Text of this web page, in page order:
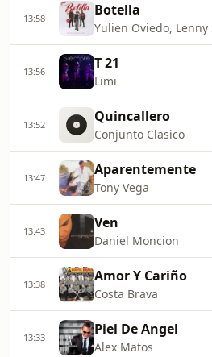
13:58 Botella
Yulien Oviedo, Lenny
13:56 T 21
Limi
13:52 Quincallero
Conjunto Clasico
13:47 Aparentemente
Tony Vega
13:43 Ven
Daniel Moncion
13:38 Amor Y Cariño
Costa Brava
13:33 Piel De Angel
Alex Matos